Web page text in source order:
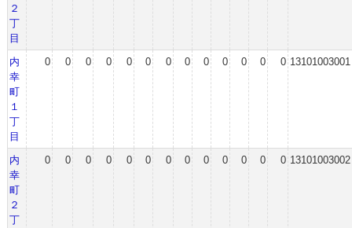
２
丁
目
内
幸
町
１
丁
目
0 0 0 0 0 0 0 0 0 0 0 0 0 13101003001
内
幸
町
２
丁
0 0 0 0 0 0 0 0 0 0 0 0 0 13101003002